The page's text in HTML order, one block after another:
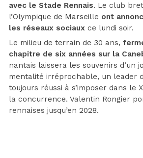
avec le Stade Rennais. Le club
l’Olympique de Marseille ont
les réseaux sociaux ce lundi soir.
Le milieu de terrain de 30 ans,
chapitre de six années sur la
nantais laissera les souvenirs d’un
mentalité irréprochable, un leader
toujours réussi à s’imposer dans le
la concurrence. Valentin Rongier
rennaises jusqu’en 2028.